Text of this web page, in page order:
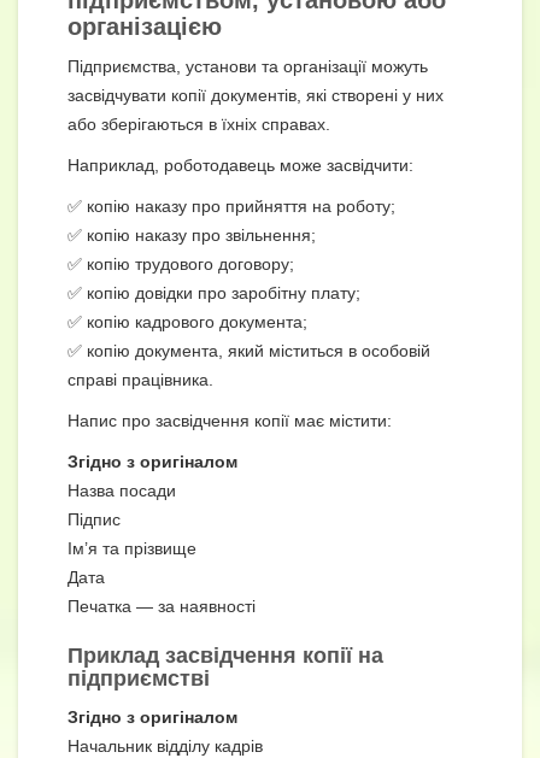
організацією
Підприємства, установи та організації можуть
засвідчувати копії документів, які створені у них
або зберігаються в їхніх справах.
Наприклад, роботодавець може засвідчити:
✅ копію наказу про прийняття на роботу;
✅ копію наказу про звільнення;
✅ копію трудового договору;
✅ копію довідки про заробітну плату;
✅ копію кадрового документа;
✅ копію документа, який міститься в особовій
справі працівника.
Напис про засвідчення копії має містити:
Згідно з оригіналом
Назва посади
Підпис
Ім’я та прізвище
Дата
Печатка — за наявності
Приклад засвідчення копії на
підприємстві
Згідно з оригіналом
Начальник відділу кадрів